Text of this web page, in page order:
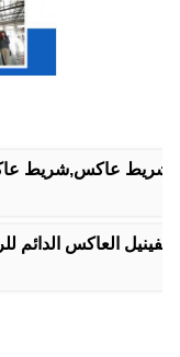
شريط عاكس,شريط
العاكس الدائم